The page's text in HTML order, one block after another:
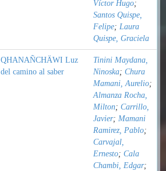
Víctor Hugo;
Santos Quispe,
Felipe; Laura
Quispe, Graciela
QHANAÑCHÄWI Luz
del camino al saber
Tinini Maydana,
Ninoska; Chura
Mamani, Aurelio;
Almanza Rocha,
Milton; Carrillo,
Javier; Mamani
Ramirez, Pablo;
Carvajal,
Ernesto; Cala
Chambi, Edgar;